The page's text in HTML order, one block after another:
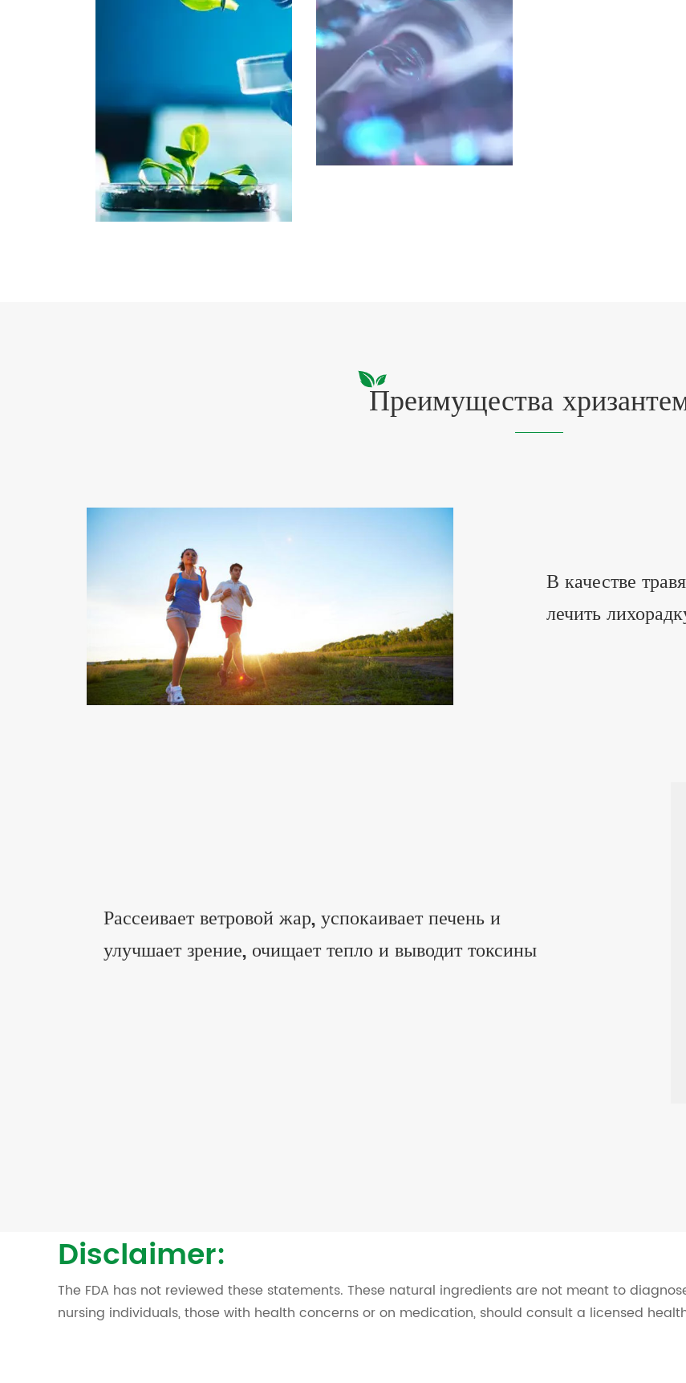
Преимущества
В качестве
лечить
Рассеивает ветровой жар, успокаивает печень и
улучшает зрение, очищает тепло и выводит токсины
Disclaimer:
The FDA has not reviewed these statements. These natural ingredients are not meant to
nursing individuals, those with health concerns or on medication, should consult a licensed